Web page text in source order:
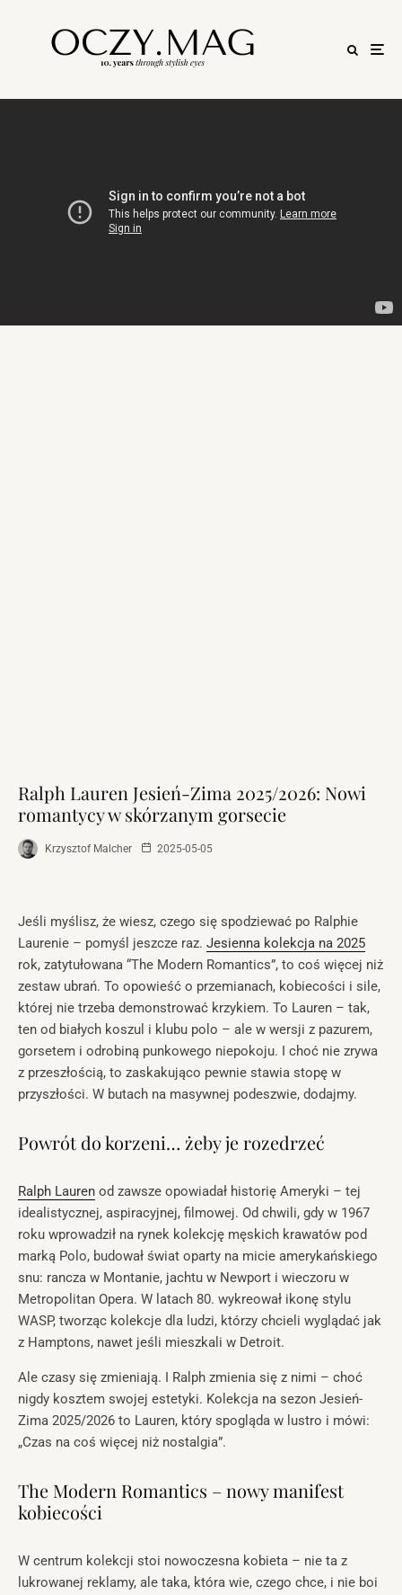
Ralph Lauren Jesień-Zima 2025/2026: Nowi
romantycy w skórzanym gorsecie
Krzysztof Malcher 2025-05-05
Jeśli myślisz, że wiesz, czego się spodziewać po Ralphie
Laurenie – pomyśl jeszcze raz. Jesienna kolekcja na 2025
rok, zatytułowana “The Modern Romantics”, to coś więcej niż
zestaw ubrań. To opowieść o przemianach, kobiecości i sile,
której nie trzeba demonstrować krzykiem. To Lauren – tak,
ten od białych koszul i klubu polo – ale w wersji z pazurem,
gorsetem i odrobiną punkowego niepokoju. I choć nie zrywa
z przeszłością, to zaskakująco pewnie stawia stopę w
przyszłości. W butach na masywnej podeszwie, dodajmy.
Powrót do korzeni… żeby je rozedrzeć
Ralph Lauren od zawsze opowiadał historię Ameryki – tej
idealistycznej, aspiracyjnej, filmowej. Od chwili, gdy w 1967
roku wprowadził na rynek kolekcję męskich krawatów pod
marką Polo, budował świat oparty na micie amerykańskiego
snu: rancza w Montanie, jachtu w Newport i wieczoru w
Metropolitan Opera. W latach 80. wykreował ikonę stylu
WASP, tworząc kolekcje dla ludzi, którzy chcieli wyglądać jak
z Hamptons, nawet jeśli mieszkali w Detroit.
Ale czasy się zmieniają. I Ralph zmienia się z nimi – choć
nigdy kosztem swojej estetyki. Kolekcja na sezon Jesień-
Zima 2025/2026 to Lauren, który spogląda w lustro i mówi:
„Czas na coś więcej niż nostalgia”.
The Modern Romantics – nowy manifest
kobiecości
W centrum kolekcji stoi nowoczesna kobieta – nie ta z
lukrowanej reklamy, ale taka, która wie, czego chce, i nie boi